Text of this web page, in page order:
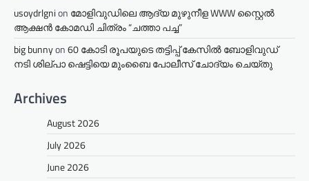
usoydrlgnion മോളിവുഡിലെ ആദ്യ മുഴുനീള WWW സ്റ്റൈൽ
ആക്ഷൻ കോമഡി ചിത്രം “ചത്താ പച്ച”
big bunnyon60 കോടി രൂപയുടെ തട്ടിപ്പ് കേസിൽ ബോളിവുഡ്
നടി ശില്പാ ഷെട്ടിയെ മുംബൈ പോലീസ് ചോദ്യം ചെയ്തു
Archives
August 2026
July 2026
June 2026